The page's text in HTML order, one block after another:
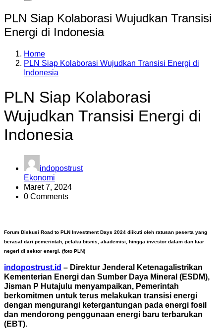
PLN Siap Kolaborasi Wujudkan Transisi
Energi di Indonesia
Home
PLN Siap Kolaborasi Wujudkan Transisi Energi di
Indonesia
PLN Siap Kolaborasi
Wujudkan Transisi Energi di
Indonesia
indopostrust
Ekonomi
Maret 7, 2024
0 Comments
Forum Diskusi Road to PLN Investment Days 2024 diikuti oleh ratusan peserta yang
berasal dari pemerintah, pelaku bisnis, akademisi, hingga investor dalam dan luar
negeri di sektor energi. (foto PLN)
indopostrust.id – Direktur Jenderal Ketenagalistrikan
Kementerian Energi dan Sumber Daya Mineral (ESDM),
Jisman P Hutajulu menyampaikan, Pemerintah
berkomitmen untuk terus melakukan transisi energi
dengan mengurangi ketergantungan pada energi fosil
dan mendorong penggunaan energi baru terbarukan
(EBT).